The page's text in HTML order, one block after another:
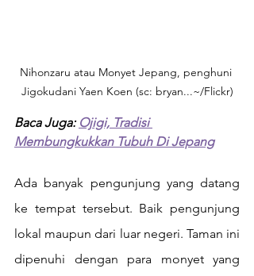
Nihonzaru atau Monyet Jepang, penghuni
Jigokudani Yaen Koen (sc: bryan...~/Flickr)
Baca Juga: Ojigi, Tradisi
Membungkukkan Tubuh Di Jepang
Ada banyak pengunjung yang datang
ke tempat tersebut. Baik pengunjung
lokal maupun dari luar negeri. Taman ini
dipenuhi dengan para monyet yang